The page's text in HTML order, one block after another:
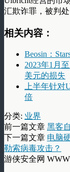
汇欺诈罪，被判
相关内容：
Beosin：
2023年1月
美元的损失
上半年针
倍
分类: 业界
前一篇文章 黑客
下一篇文章 电脑
勒索病毒攻击？
游侠安全网